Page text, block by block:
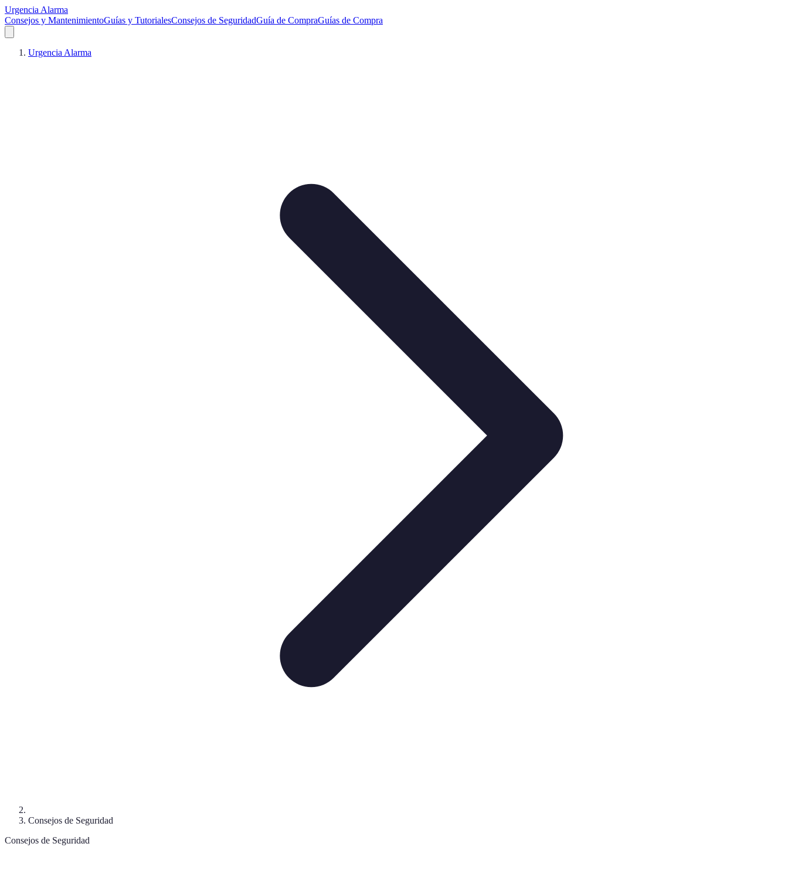
Urgencia Alarma
Consejos y MantenimientoGuías y TutorialesConsejos de SeguridadGuía de CompraGuías de Compra
Urgencia Alarma
Consejos de Seguridad
Consejos de Seguridad